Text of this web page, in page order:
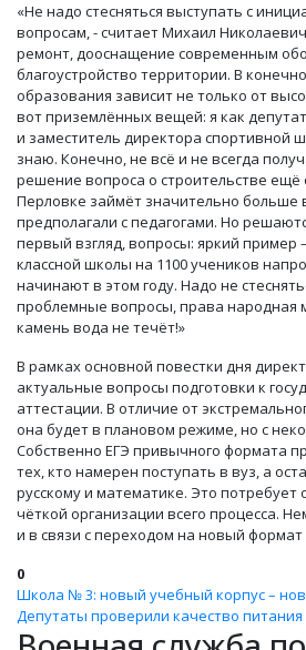
«Не надо стесняться выступать с
вопросам, - считает Михаил
ремонт, дооснащение современным
благоустройство территории. В
образования зависит не только от
вот приземлённых вещей: я как
и заместитель директора спортивной
знаю. Конечно, не всё и не всегда
решение вопроса о строительстве
Перловке займёт значительно
предполагали с педагогами. Но
первый взгляд, вопросы: яркий пример
классной школы на 1100 учеников
начинают в этом году. Надо не
проблемные вопросы, права народная
камень вода не течёт!»
В рамках основной повестки дня
актуальные вопросы подготовки к
аттестации. В отличие от
она будет в плановом режиме, но с
Собственно ЕГЭ привычного формата
тех, кто намерен поступать в вуз, а
русскому и математике. Это потребует
чёткой организации всего процесса.
и в связи с переходом на новый
0
Школа № 3: новый учебный корпус –
Депутаты проверили качество